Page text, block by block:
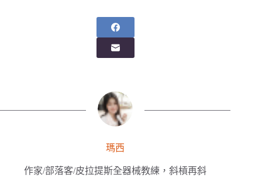
瑪西
作家/部落客/皮拉提斯全器械教練，斜槓再斜